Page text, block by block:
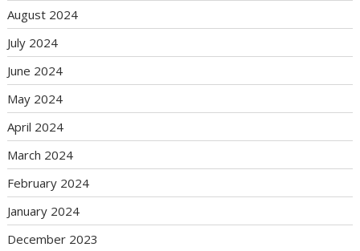
August 2024
July 2024
June 2024
May 2024
April 2024
March 2024
February 2024
January 2024
December 2023